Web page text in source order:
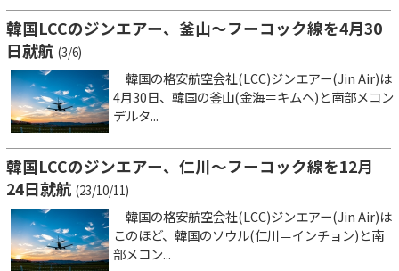
韓国LCCのジンエアー、釜山～フーコック線を4月30
日就航 (3/6)
韓国の格安航空会社(LCC)ジンエアー(Jin Air)は
4月30日、韓国の釜山(金海＝キムヘ)と南部メコン
デルタ...
韓国LCCのジンエアー、仁川～フーコック線を12月
24日就航 (23/10/11)
韓国の格安航空会社(LCC)ジンエアー(Jin Air)は
このほど、韓国のソウル(仁川＝インチョン)と南
部メコン...